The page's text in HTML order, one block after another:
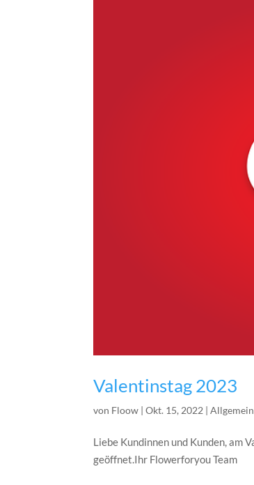
Valentinstag 2023
von Floow |Okt. 15, 2022 |Allgemein
Liebe Kundinnen und Kunden, am
geöffnet.Ihr Flowerforyou Team